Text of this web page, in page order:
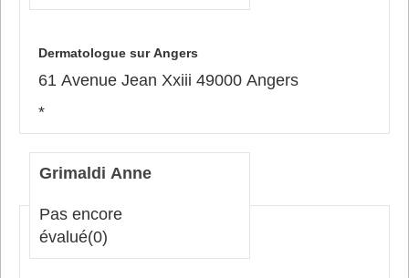
Dermatologue sur Angers
61 Avenue Jean Xxiii 49000 Angers
*
Grimaldi Anne
Pas encore
évalué(0)